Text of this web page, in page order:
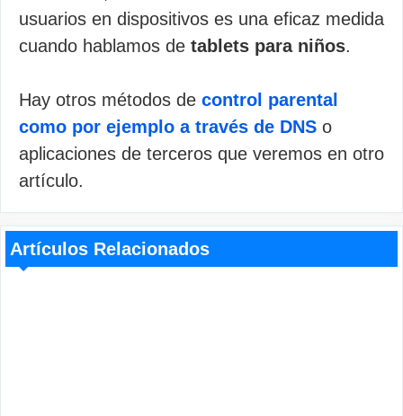
usuarios en dispositivos es una eficaz medida
cuando hablamos de tablets para niños.
Hay otros métodos de control parental
como por ejemplo a través de DNS o
aplicaciones de terceros que veremos en otro
artículo.
Artículos Relacionados